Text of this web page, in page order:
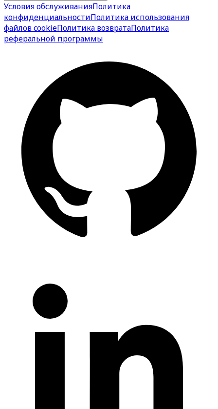
Условия обслуживанияПолитика
конфиденциальностиПолитика использования
файлов cookieПолитика возвратаПолитика
реферальной программы